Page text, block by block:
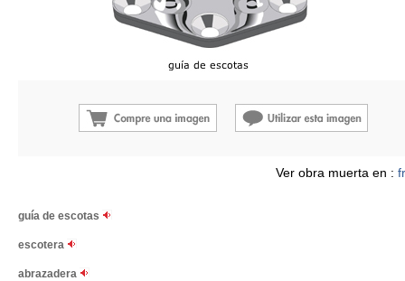
Ver obra muerta en :
guía de escotas
escotera
abrazadera